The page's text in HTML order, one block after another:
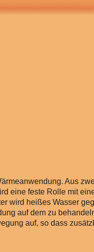
Aus
eine feste Rolle mit
wird heißes Wasser
auf dem zu
auf, so dass